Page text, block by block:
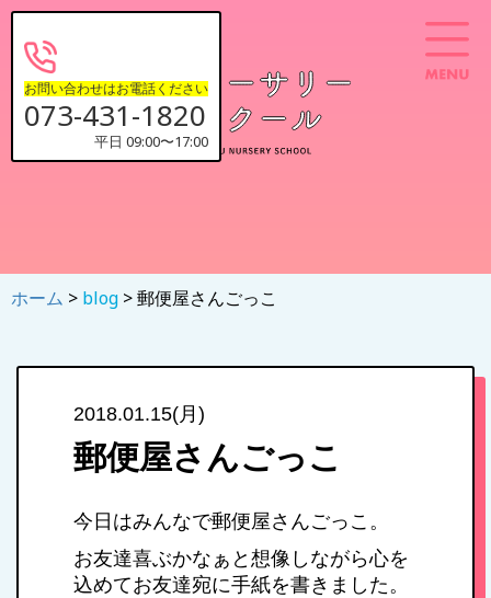
お問い合わせはお電話ください
073-431-1820
平日 09:00〜17:00
ホーム > blog > 郵便屋さんごっこ
2018.01.15(月)
郵便屋さんごっこ
今日はみんなで郵便屋さんごっこ。
お友達喜ぶかなぁと想像しながら心を
込めてお友達宛に手紙を書きました。